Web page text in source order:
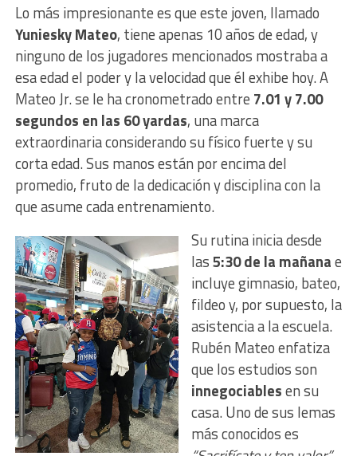
Lo más impresionante es que este joven, llamado
Yuniesky Mateo, tiene apenas 10 años de edad, y
ninguno de los jugadores mencionados mostraba a
esa edad el poder y la velocidad que él exhibe hoy. A
Mateo Jr. se le ha cronometrado entre 7.01 y 7.00
segundos en las 60 yardas, una marca
extraordinaria considerando su físico fuerte y su
corta edad. Sus manos están por encima del
promedio, fruto de la dedicación y disciplina con la
que asume cada entrenamiento.
Su rutina inicia desde
las5:30 de la mañanae
incluye gimnasio, bateo,
fildeo y, por supuesto, la
asistencia a la escuela.
Rubén Mateo enfatiza
que los estudios son
innegociablesen su
casa. Uno de sus lemas
más conocidos es